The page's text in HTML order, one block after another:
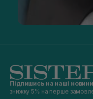
Підпишись на наші новини
знижку 5% на перше